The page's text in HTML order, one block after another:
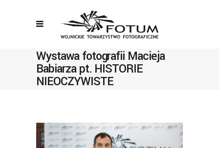
Wystawa fotografii Macieja
Babiarza pt. HISTORIE
NIEOCZYWISTE